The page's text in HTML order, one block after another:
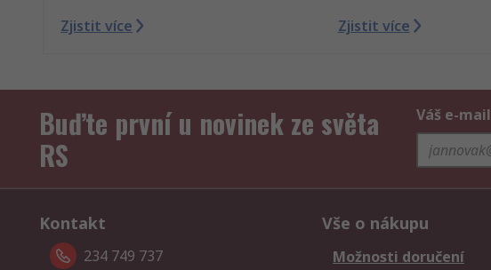
Zjistit více Zjistit více
Buďte první u novinek ze světa
RS
Váš e-mail
Kontakt
234 749 737
Vše o nákupu
Možnosti doručení